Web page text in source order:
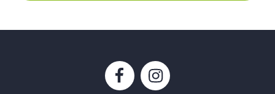
FacebookInstagram